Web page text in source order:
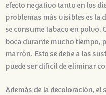
efecto negativo tanto en los
problemas más visibles es la
se consume tabaco en polvo.
boca durante mucho tiempo,
marrón. Esto se debe a las
puede ser difícil de eliminar
Además de la decoloración,